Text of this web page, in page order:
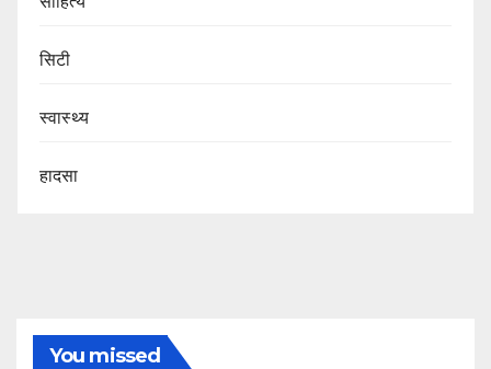
सिटी
स्वास्थ्य
हादसा
You missed